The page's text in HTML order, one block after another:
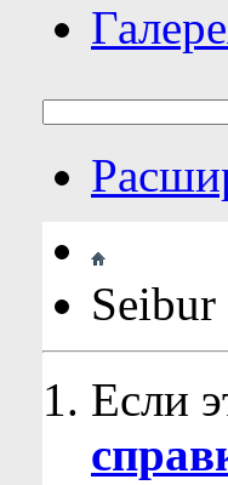
Seibur
Если